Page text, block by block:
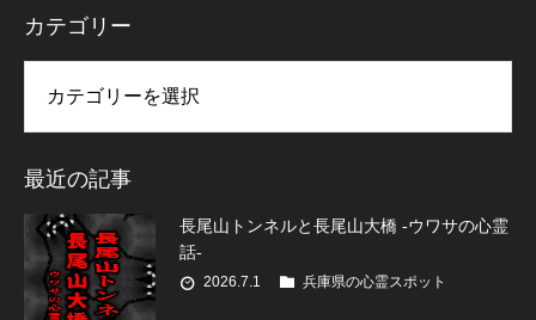
カテゴリー
最近の記事
長尾山トンネルと長尾山大橋 -ウワサの心霊
話-
2026.7.1 兵庫県の心霊スポット